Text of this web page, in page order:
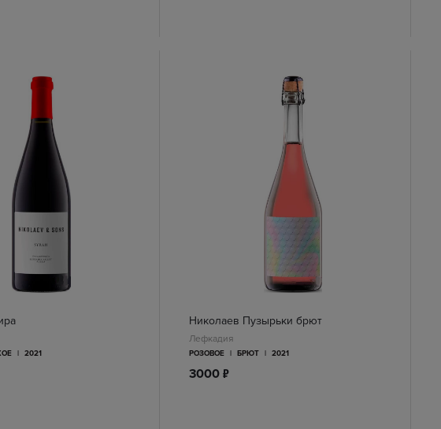
2021
Николаев Пузырьки брют
Лефкадия
РОЗОВОЕ БРЮТ 2021
3000п